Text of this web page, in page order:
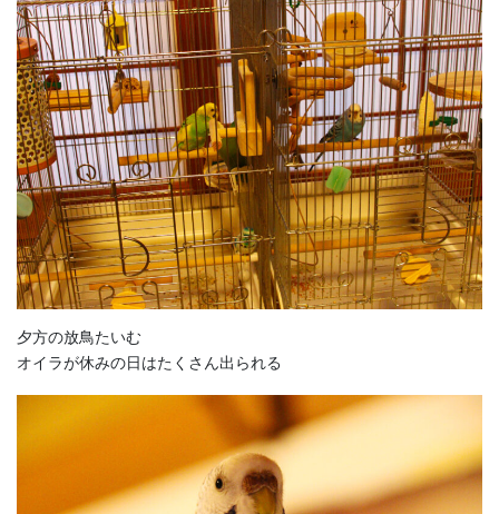
夕方の放鳥たいむ
オイラが休みの日はたくさん出られる